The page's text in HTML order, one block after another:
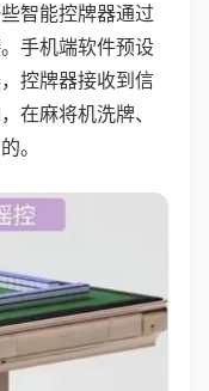
智能控牌器通过
手机端软件预设
控牌器接收到信
在麻将机洗牌、
。